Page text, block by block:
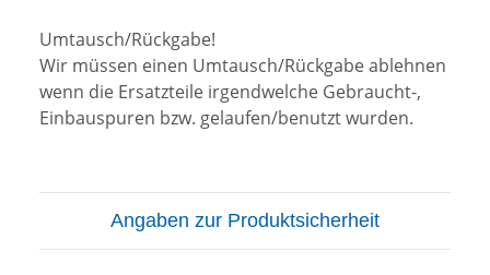
Umtausch/Rückgabe!
Wir müssen einen Umtausch/Rückgabe ablehnen
wenn die Ersatzteile irgendwelche Gebraucht-,
Einbauspuren bzw. gelaufen/benutzt wurden.
Angaben zur Produktsicherheit